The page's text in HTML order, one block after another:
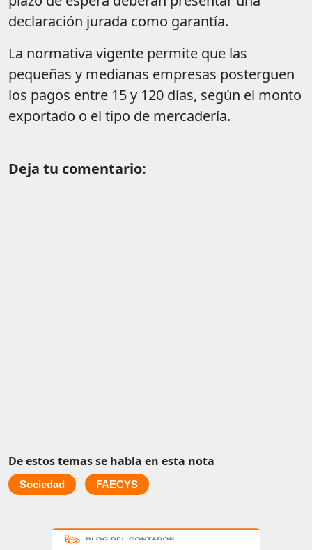
declaración jurada como garantía.
La normativa vigente permite que las
pequeñas y medianas empresas posterguen
los pagos entre 15 y 120 días, según el monto
exportado o el tipo de mercadería.
Deja tu comentario:
De estos temas se habla en esta nota
Sociedad FAECYS